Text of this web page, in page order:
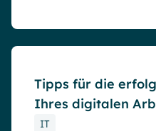
Tipps für die
Ihres digitalen
IT